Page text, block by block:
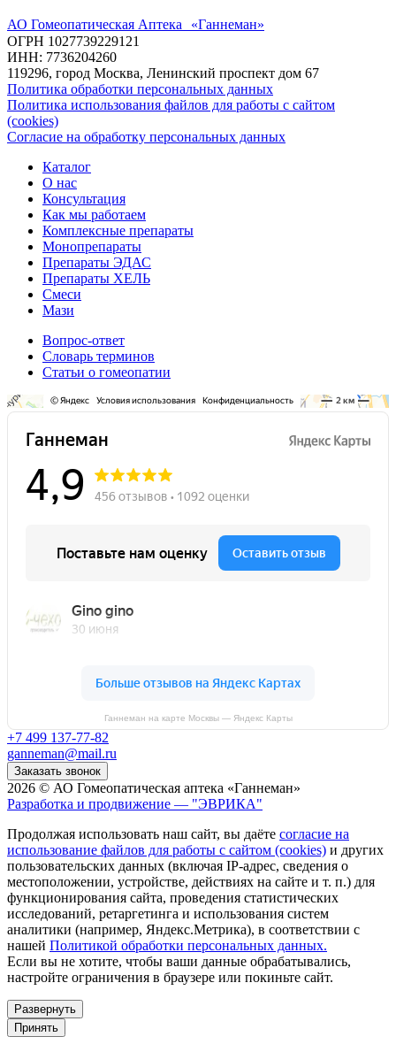
АО Гомеопатическая Аптека «Ганнеман»
ОГРН 1027739229121
ИНН: 7736204260
119296, город Москва, Ленинский проспект дом 67
Политика обработки персональных данных
Политика использования файлов для работы с сайтом
(cookies)
Согласие на обработку персональных данных
Каталог
О нас
Консультация
Как мы работаем
Комплексные препараты
Монопрепараты
Препараты ЭДАС
Препараты ХЕЛЬ
Смеси
Мази
Вопрос-ответ
Словарь терминов
Статьи о гомеопатии
Ганнеман на карте Москвы — Яндекс Карты
+7 499 137-77-82
ganneman@mail.ru
Заказать звонок
2026 © АО Гомеопатическая аптека «Ганнеман»
Разработка и продвижение — "ЭВРИКА"
Продолжая использовать наш сайт, вы даёте согласие на
использование файлов для работы с сайтом (cookies) и других
пользовательских данных (включая IP-адрес, сведения о
местоположении, устройстве, действиях на сайте и т. п.) для
функционирования сайта, проведения статистических
исследований, ретаргетинга и использования систем
аналитики (например, Яндекс.Метрика), в соответствии с
нашей Политикой обработки персональных данных.
Если вы не хотите, чтобы ваши данные обрабатывались,
настройте ограничения в браузере или покиньте сайт.
Развернуть
Принять